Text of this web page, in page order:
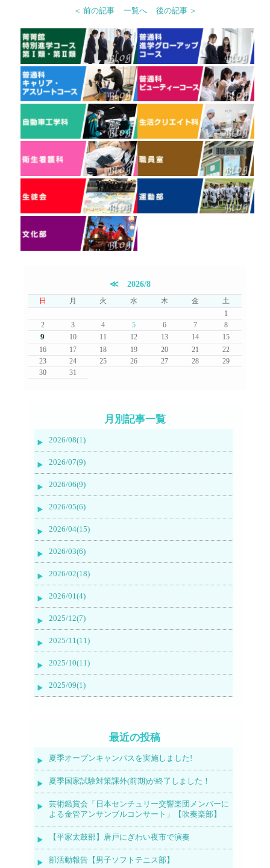
＜ 前の記事 一覧へ 後の記事 ＞
≪ 2026/8
日 月 火 水 木 金
土
1
2
3 4 5 6 7 8
9 10 11 12 13 14
15
16
17 18 19 20 21
22
23
24 25 26 27 28
29
30
31
月別記事一覧
2026/08(1)
2026/07(9)
2026/06(9)
2026/05(6)
2026/04(15)
2026/03(6)
2026/02(18)
2026/01(4)
2025/12(7)
2025/11(11)
2025/10(11)
2025/09(1)
最近の投稿
夏季オープンキャンパスを実施しました!
夏季国家試験対策課外(前期)が終了しました！
芸術鑑賞会「日本センチュリー交響楽団メンバーに
よる金管アンサンブルコンサート」【吹奏楽部】
【平家太鼓部】唐戸にぎわい夜市で演奏
部活動報告【男子ソフトテニス部】